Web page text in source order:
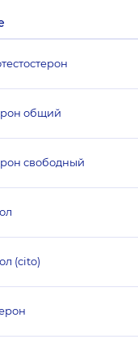
общий
свободный
(cito)